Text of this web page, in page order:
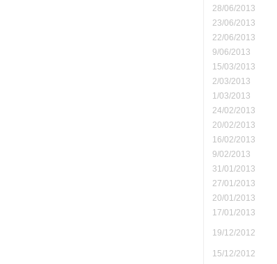
28/06/2013
23/06/2013
22/06/2013
9/06/2013
15/03/2013
2/03/2013
1/03/2013
24/02/2013
20/02/2013
16/02/2013
9/02/2013
31/01/2013
27/01/2013
20/01/2013
17/01/2013
19/12/2012
15/12/2012